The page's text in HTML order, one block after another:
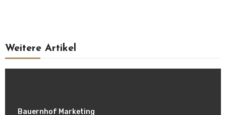
Weitere Artikel
Bauernhof Marketing